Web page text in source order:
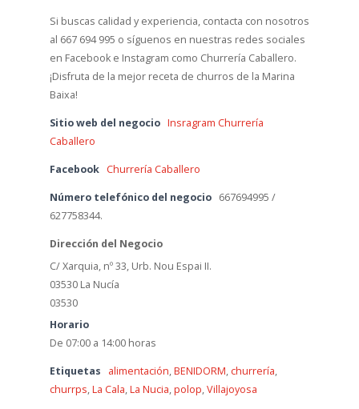
Si buscas calidad y experiencia, contacta con nosotros
al 667 694 995 o síguenos en nuestras redes sociales
en Facebook e Instagram como Churrería Caballero.
¡Disfruta de la mejor receta de churros de la Marina
Baixa!
Sitio web del negocio Insragram Churrería
Caballero
Facebook Churrería Caballero
Número telefónico del negocio
667694995 /
627758344.
Dirección del Negocio
C/ Xarquia, nº 33, Urb. Nou Espai II.
03530 La Nucía
03530
Horario
De 07:00 a 14:00 horas
Etiquetas alimentación,BENIDORM, churrería,
churrps,La Cala,La Nucia,polop,Villajoyosa